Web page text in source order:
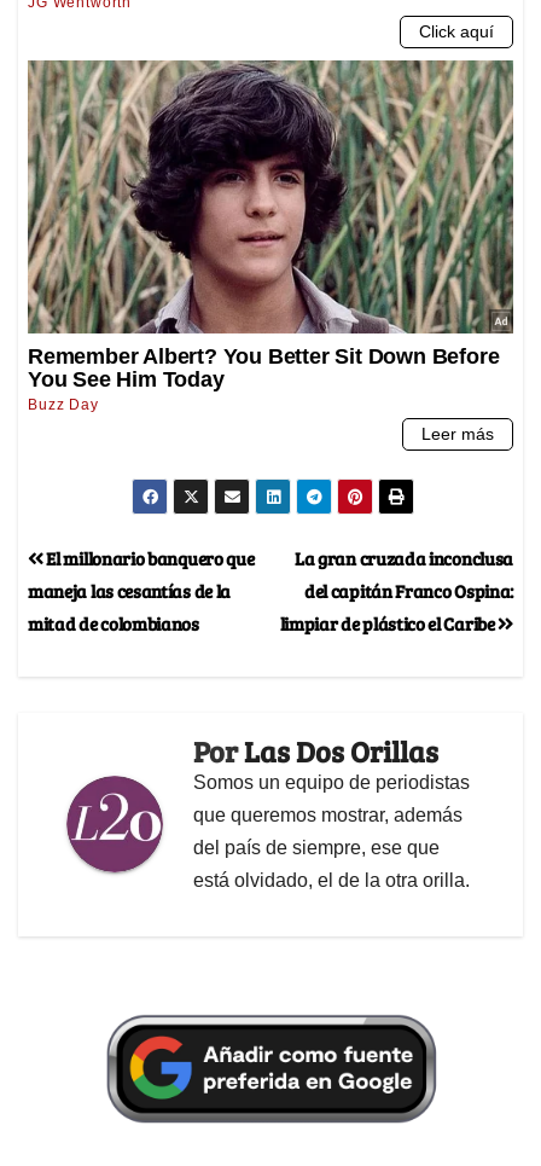
La gran cruzada inconclusa
del capitán Franco Ospina:
limpiar de plástico el Caribe
El millonario banquero que
maneja las cesantías de la
mitad de colombianos
PorLas Dos Orillas
Somos un equipo de periodistas
que queremos mostrar, además
del país de siempre, ese que
está olvidado, el de la otra orilla.